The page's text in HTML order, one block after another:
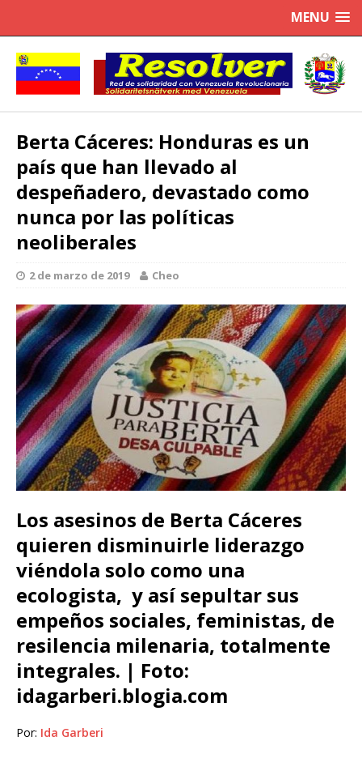
MENU
Berta Cáceres: Honduras es un
país que han llevado al
despeñadero, devastado como
nunca por las políticas
neoliberales
2 de marzo de 2019 Cheo
Los asesinos de Berta Cáceres
quieren disminuirle liderazgo
viéndola solo como una
ecologista, y así sepultar sus
empeños sociales, feministas, de
resilencia milenaria, totalmente
integrales. | Foto:
idagarberi.blogia.com
Por: Ida Garberi